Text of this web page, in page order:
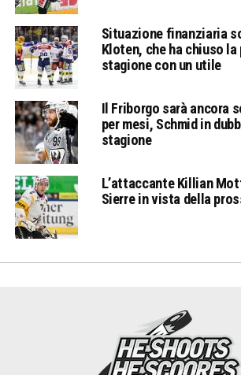
Situazione finanziaria
Kloten, che ha chiuso la
stagione con un utile
Il Friborgo sarà ancora
per mesi, Schmid in
stagione
L’attaccante Killian
Sierre in vista della